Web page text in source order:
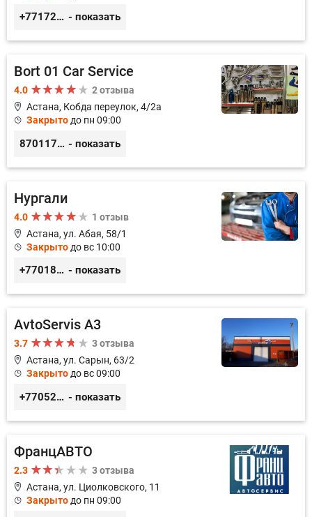
+77172978380 - показать
Bort 01 Car Service
4.0
2 отзыва
Астана, Кобда переулок, 4/2а
Закрыто до пн 09:00
87011754444 - показать
Нургали
4.0
1 отзыв
Астана, ул. Абая, 58/1
Закрыто до вс 10:00
+77018150536 - показать
AvtoServis A3
3.7
3 отзыва
Астана, ул. Сарын, 63/2
Закрыто до вс 09:00
+77052327760 - показать
ФранцАВТО
2.3
3 отзыва
Астана, ул. Циолковского, 11
Закрыто до пн 09:00